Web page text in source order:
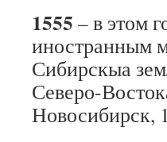
1555 – в этом
иностранным
Сибирскыа
Северо-
Новосибирск,